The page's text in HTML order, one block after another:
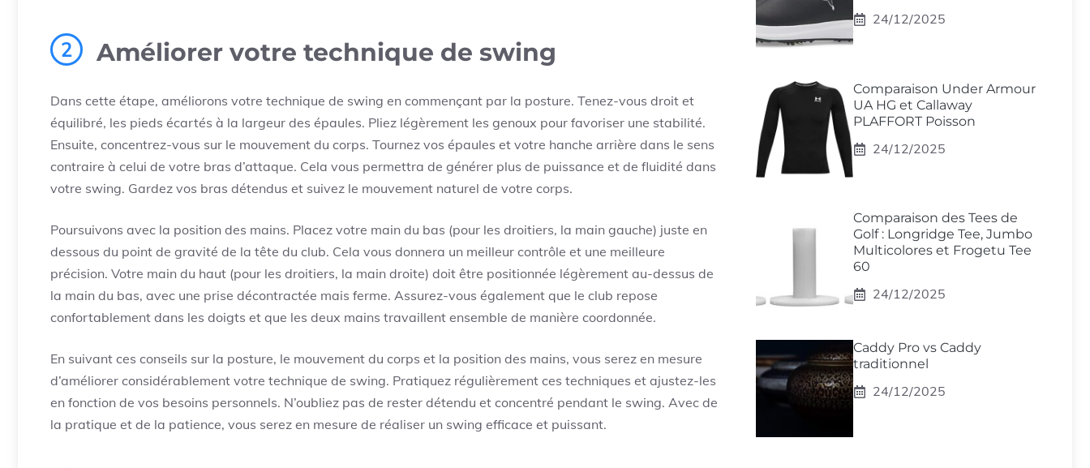
2 Améliorer votre technique de swing
Dans cette étape, améliorons votre technique de swing en commençant par la posture. Tenez-vous droit et
équilibré, les pieds écartés à la largeur des épaules. Pliez légèrement les genoux pour favoriser une stabilité.
Ensuite, concentrez-vous sur le mouvement du corps. Tournez vos épaules et votre hanche arrière dans le sens
contraire à celui de votre bras d’attaque. Cela vous permettra de générer plus de puissance et de fluidité dans
votre swing. Gardez vos bras détendus et suivez le mouvement naturel de votre corps.
Poursuivons avec la position des mains. Placez votre main du bas (pour les droitiers, la main gauche) juste en
dessous du point de gravité de la tête du club. Cela vous donnera un meilleur contrôle et une meilleure
précision. Votre main du haut (pour les droitiers, la main droite) doit être positionnée légèrement au-dessus de
la main du bas, avec une prise décontractée mais ferme. Assurez-vous également que le club repose
confortablement dans les doigts et que les deux mains travaillent ensemble de manière coordonnée.
En suivant ces conseils sur la posture, le mouvement du corps et la position des mains, vous serez en mesure
d’améliorer considérablement votre technique de swing. Pratiquez régulièrement ces techniques et ajustez-les
en fonction de vos besoins personnels. N’oubliez pas de rester détendu et concentré pendant le swing. Avec de
la pratique et de la patience, vous serez en mesure de réaliser un swing efficace et puissant.
24/12/2025
Comparaison Under Armour
UA HG et Callaway
PLAFFORT Poisson
24/12/2025
Comparaison des Tees de
Golf : Longridge Tee, Jumbo
Multicolores et Frogetu Tee
60
24/12/2025
Caddy Pro vs Caddy
traditionnel
24/12/2025